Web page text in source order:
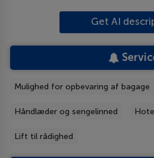
Get AI
Mulighed for opbevaring af bagage
Håndlæder og sengelinned
Lift til rådighed